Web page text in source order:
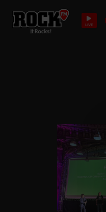
LIVE